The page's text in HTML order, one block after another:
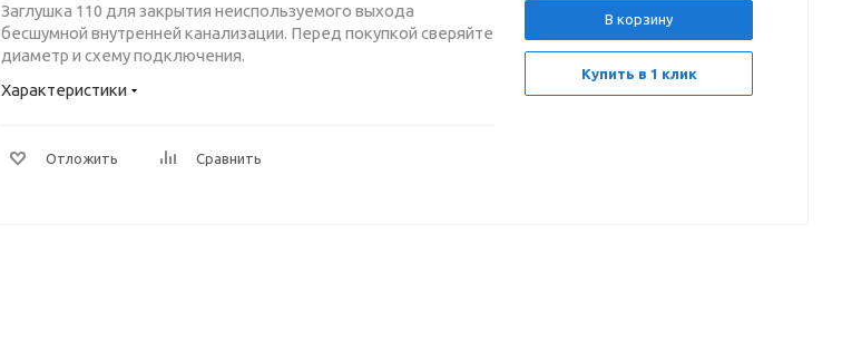
Заглушка 110 для закрытия неиспользуемого выхода
бесшумной внутренней канализации. Перед покупкой сверяйте
диаметр и схему подключения.
Характеристики
Отложить Сравнить
В корзину
Купить в 1 клик